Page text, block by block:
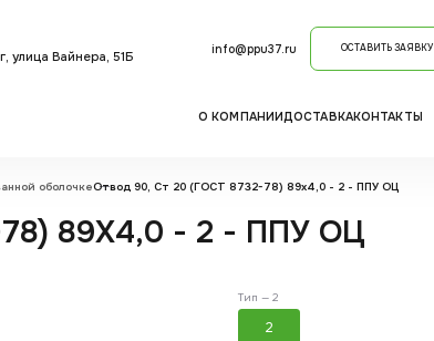
улица Вайнера, 51Б
info@ppu37.ru ОСТАВИТЬ ЗАЯВКУ
О КОМПАНИИДОСТАВКАКОНТАКТЫ
оболочкеОтвод 90, Ст 20 (ГОСТ 8732-78) 89x4,0 - 2 - ППУ ОЦ
89X4,0 - 2 - ППУ ОЦ
Тип — 2
2